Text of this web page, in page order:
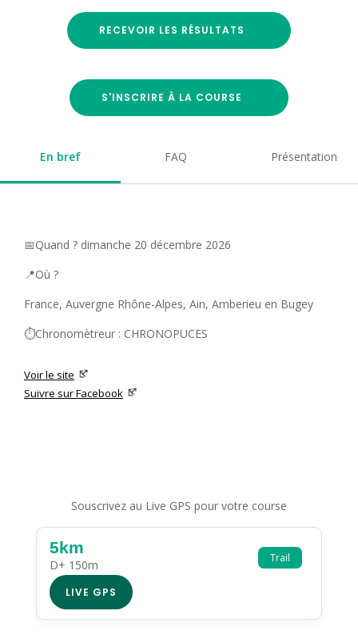
RECEVOIR LES RÉSULTATS
S'INSCRIRE À LA COURSE
En bref FAQ Présentation
📅Quand ? dimanche 20 décembre 2026
📍Où ?
France, Auvergne Rhône-Alpes, Ain, Amberieu en Bugey
⏱️Chronomètreur : CHRONOPUCES
Voir le site
Suivre sur Facebook
Souscrivez au Live GPS pour votre course
Trail
5km
D+ 150m
LIVE GPS